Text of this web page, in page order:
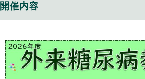
開催内容